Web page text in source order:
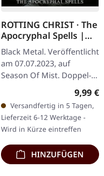
ROTTING CHRIST · The
Apocryphal Spells |
DIGIPAK 2CD
Black Metal. Veröffentlicht
am 07.07.2023, auf
Season Of Mist. Doppel-
griechischen Extreme-
Metal-Legenden Rotting
Christ liefern…
9,99 €
Versandfertig in 5 Tagen,
Lieferzeit 6-12 Werktage -
Wird in Kürze eintreffen
HINZUFÜGEN